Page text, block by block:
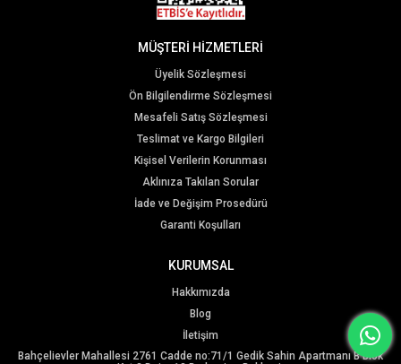
MÜŞTERİ HİZMETLERİ
Üyelik Sözleşmesi
Ön Bilgilendirme Sözleşmesi
Mesafeli Satış Sözleşmesi
Teslimat ve Kargo Bilgileri
Kişisel Verilerin Korunması
Aklınıza Takılan Sorular
İade ve Değişim Prosedürü
Garanti Koşulları
KURUMSAL
Hakkımızda
Blog
İletişim
Bahçelievler Mahallesi 2761 Cadde no:71/1 Gedik Sahin Apartmanı B Blok